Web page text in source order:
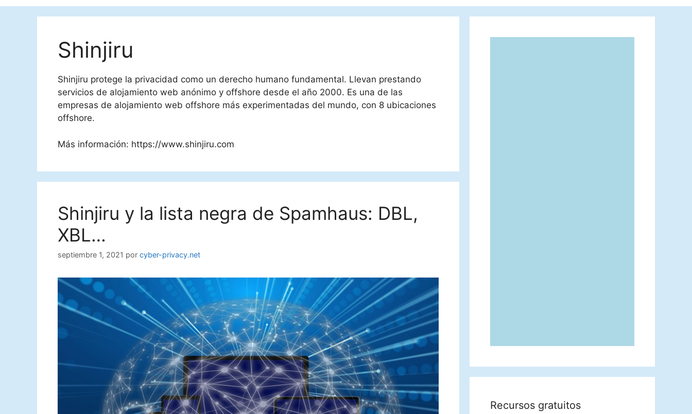
Shinjiru
Shinjiru protege la privacidad como un derecho humano fundamental. Llevan prestando
servicios de alojamiento web anónimo y offshore desde el año 2000. Es una de las
empresas de alojamiento web offshore más experimentadas del mundo, con 8 ubicaciones
offshore.
Más información: https://www.shinjiru.com
Shinjiru y la lista negra de Spamhaus: DBL,
XBL…
septiembre 1, 2021 por cyber-privacy.net
Recursos gratuitos